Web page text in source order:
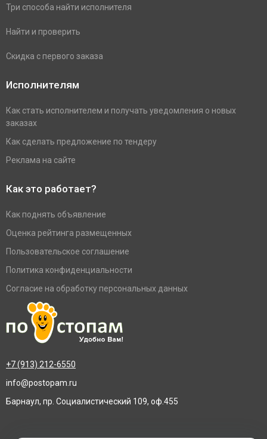
Три способа найти исполнителя
Найти и проверить
Скидка с первого заказа
Исполнителям
Как стать исполнителем и получать уведомления о новых
заказах
Как сделать предложение по тендеру
Реклама на сайте
Как это работает?
Как поднять объявление
Оценка рейтинга размещенных
Пользовательское соглашение
Политика конфиденциальности
Согласие на обработку персональных данных
+7 (913) 212-6550
info@postopam.ru
Барнаул, пр. Социалистический 109, оф.455